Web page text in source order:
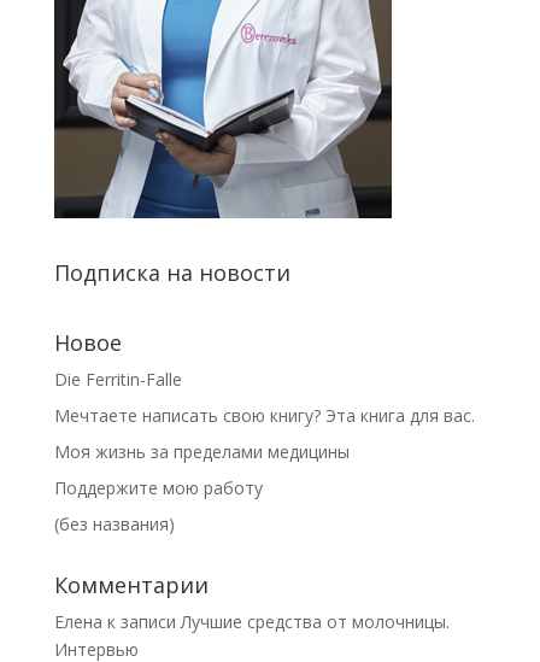
Подписка на новости
Новое
Die Ferritin-Falle
Мечтаете написать свою книгу? Эта книга для вас.
Моя жизнь за пределами медицины
Поддержите мою работу
(без названия)
Комментарии
Елена к записиЛучшие средства от молочницы.
Интервью